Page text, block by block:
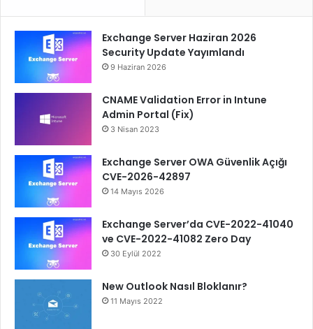
Exchange Server Haziran 2026
Security Update Yayımlandı
9 Haziran 2026
CNAME Validation Error in Intune
Admin Portal (Fix)
3 Nisan 2023
Exchange Server OWA Güvenlik Açığı
CVE-2026-42897
14 Mayıs 2026
Exchange Server’da CVE-2022-41040
ve CVE-2022-41082 Zero Day
30 Eylül 2022
New Outlook Nasıl Bloklanır?
11 Mayıs 2022